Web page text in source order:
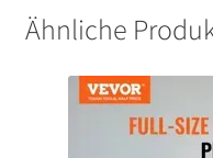
Ähnliche